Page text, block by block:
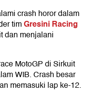
crash horor dalam
timGresini Racing
dan menjalani
MotoGP di Sirkuit
WIB. Crash besar
memasuki lap ke-12.